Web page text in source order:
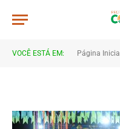
VOCÊ ESTÁ EM: Página Inicial
DSC_5654